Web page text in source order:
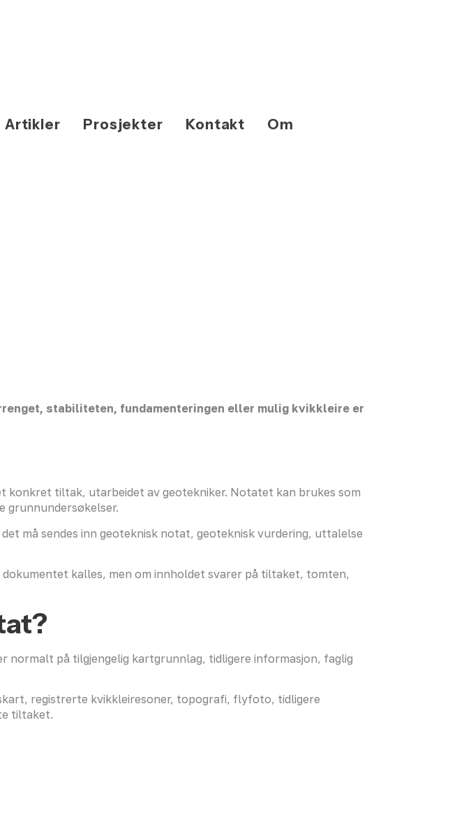
Artikler Prosjekter Kontakt Om
stabiliteten, fundamenteringen eller mulig kvikkleire er
tiltak, utarbeidet av geotekniker. Notatet kan brukes som
grunnundersøkelser.
må sendes inn geoteknisk notat, geoteknisk vurdering, uttalelse
kalles, men om innholdet svarer på tiltaket, tomten,
på tilgjengelig kartgrunnlag, tidligere informasjon, faglig
registrerte kvikkleiresoner, topografi, flyfoto, tidligere
tiltaket.